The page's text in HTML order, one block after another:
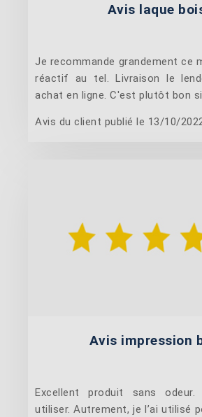
Avis laque
Je recommande grandement ce
réactif au tel. Livraison le
achat en ligne. C'est plutôt bon
Avis du client publié le 13/10/
Avis impression
Excellent produit sans
utiliser. Autrement, je l’ai utilisé